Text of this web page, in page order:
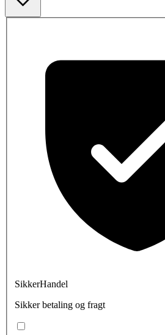
SikkerHandel
Sikker betaling og fragt